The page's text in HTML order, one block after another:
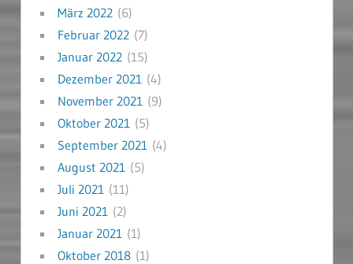
März 2022(6)
Februar 2022(7)
Januar 2022(15)
Dezember 2021 (4)
November 2021 (9)
Oktober 2021 (5)
September 2021 (4)
August 2021 (5)
Juli 2021 (11)
Juni 2021 (2)
Januar 2021 (1)
Oktober 2018(1)